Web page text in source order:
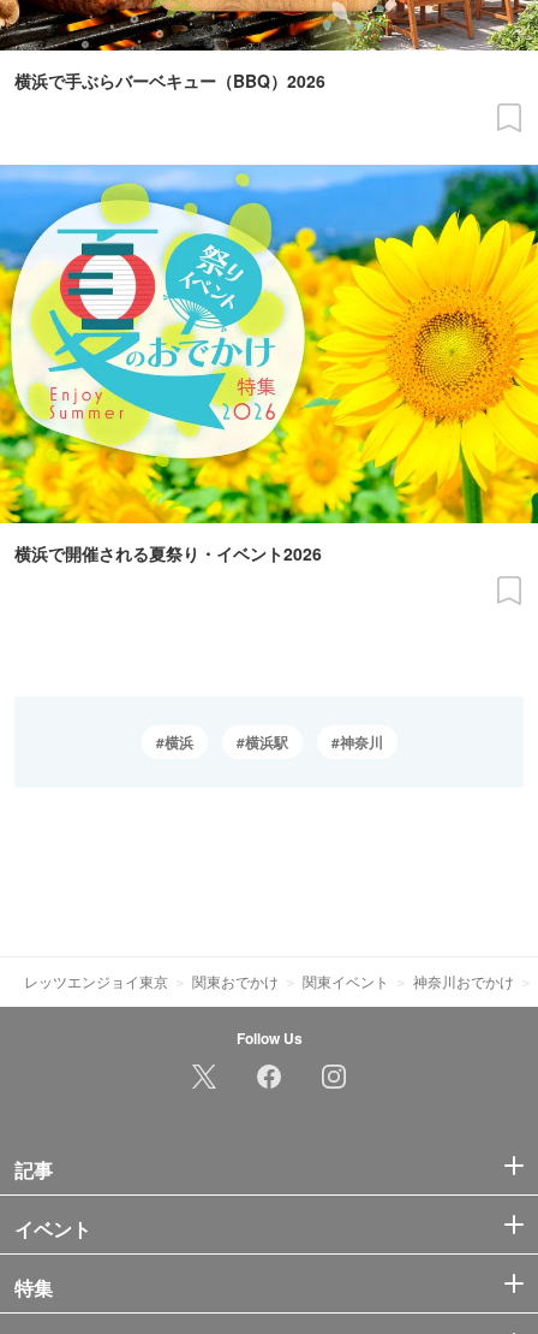
横浜で手ぶらバーベキュー（BBQ）2026
横浜で開催される夏祭り・イベント2026
横浜 横浜駅 神奈川
レッツエンジョイ東京 関東おでかけ 関東イベント 神奈川おでかけ
Follow Us
記事
イベント
特集